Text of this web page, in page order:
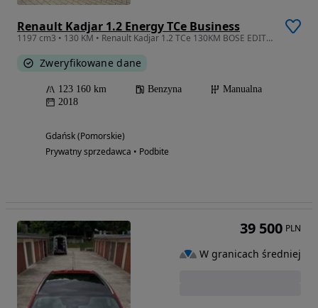
Renault Kadjar 1.2 Energy TCe Business
1197 cm3 • 130 KM • Renault Kadjar 1.2 TCe 130KM BOSE EDITION
Zweryfikowane dane
123 160 km Benzyna
Manualna
2018
Gdańsk (Pomorskie)
Prywatny sprzedawca • Podbite
39 500 PLN
W granicach średniej